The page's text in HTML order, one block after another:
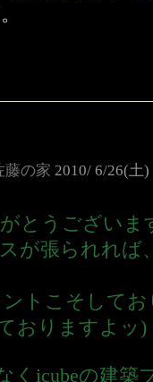
藤の家 2010/ 6/26(土)
とうございま
が張られれば
トこそして
おりますよッ)
くicubeの建築